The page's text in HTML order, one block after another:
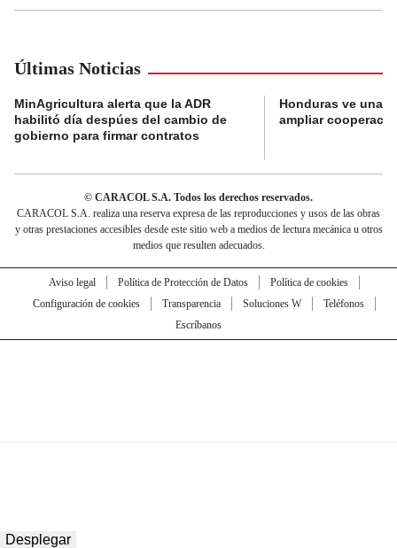
Últimas Noticias
MinAgricultura alerta que la ADR
habilitó día despúes del cambio de
gobierno para firmar contratos
Honduras ve una
ampliar
© CARACOL S.A. Todos los derechos reservados.
CARACOL S.A. realiza una reserva expresa de las reproducciones y usos de las obras
y otras prestaciones accesibles desde este sitio web a medios de lectura mecánica u otros
medios que resulten adecuados.
Aviso legal Política de Protección de Datos
Política de cookies
Configuración de cookies
Transparencia Soluciones W
Teléfonos
Escríbanos
Desplegar